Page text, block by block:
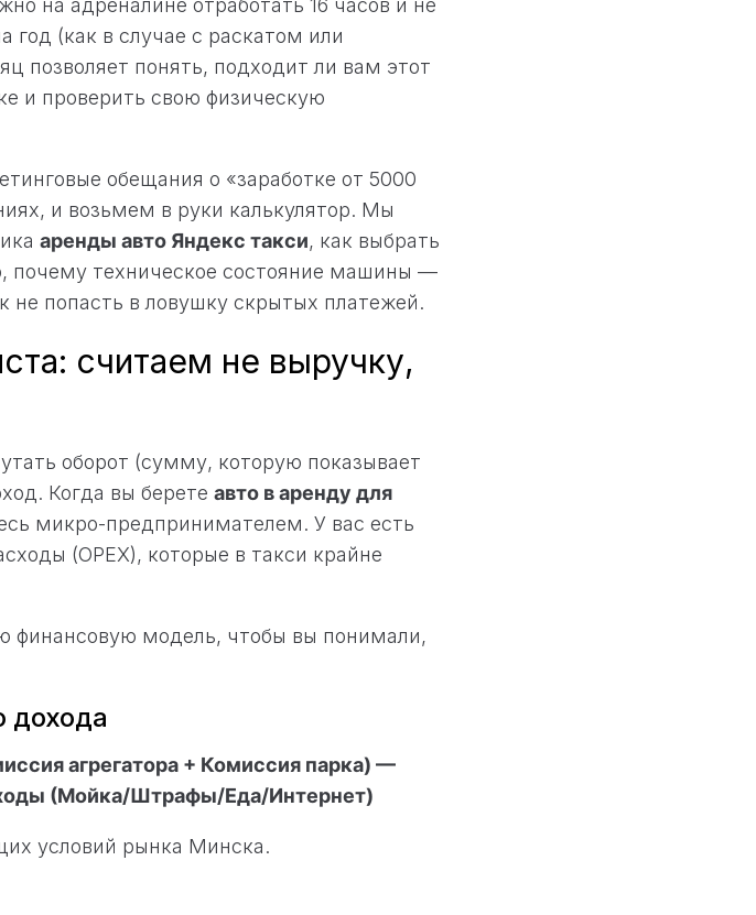
на адреналине отработать 16 часов и не
год (как в случае с раскатом или
позволяет понять, подходит ли вам этот
и проверить свою физическую
обещания о «заработке от 5000
и возьмем в руки калькулятор. Мы
аренды авто Яндекс такси, как выбрать
почему техническое состояние машины —
не попасть в ловушку скрытых платежей.
считаем не выручку,
оборот (сумму, которую показывает
Когда вы берете авто в аренду для
микро-предпринимателем. У вас есть
(OPEX), которые в такси крайне
финансовую модель, чтобы вы понимали,
дохода
агрегатора + Комиссия парка) —
(Мойка/Штрафы/Еда/Интернет)
условий рынка Минска.